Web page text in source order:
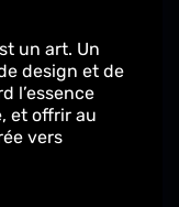
un art. Un
design et de
l’essence
et offrir au
vers